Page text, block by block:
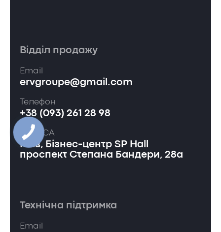
Відділ продажу
Email
ervgroupe@gmail.com
Телефон
+38 (093) 261 28 98
АДРЕСА
Київ, Бізнес-центр SP Hall
проспект Степана Бандери, 28а
Технічна підтримка
Email